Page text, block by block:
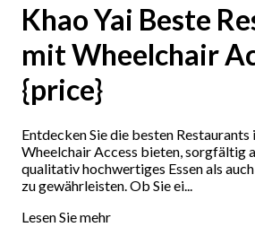
Khao Yai Beste
mit Wheelchair
{price}
Entdecken Sie die besten Restaurants
Wheelchair Access bieten, sorgfältig
qualitativ hochwertiges Essen als
zu gewährleisten. Ob Sie ei...
Lesen Sie mehr